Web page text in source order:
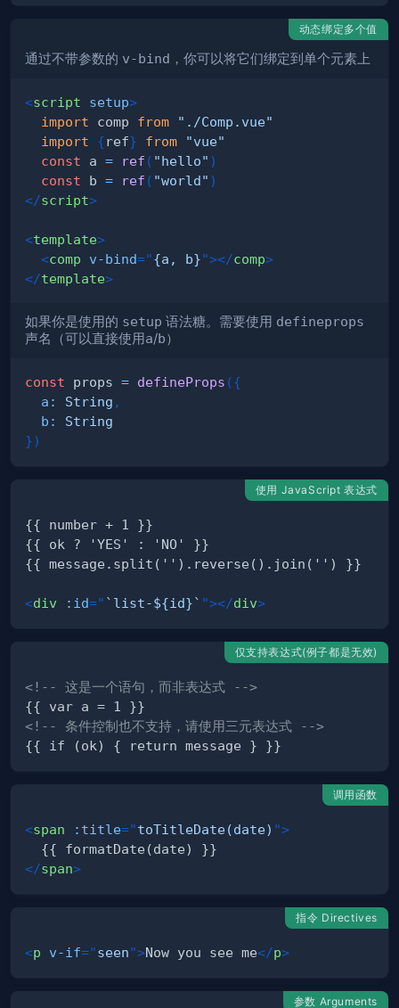
动态绑定多个值
通过不带参数的 v-bind ，你可以将它们绑定到单个元素上
<script setup>
import
comp from
"./Comp.vue"
import
{ref} from
"vue"
const a = ref ( "hello" )
const b = ref ( "world" )
</script>
<template>
<comp v-bind="{a, b}"></comp>
</template>
如果你是使用的 setup 语法糖。需要使用 defineprops
声名（可以直接使用a/b）
const props = defineProps ({
a : String ,
b :
String
})
使用 JavaScript 表达式
<div :id=" `list-${id}` "></div>
仅支持表达式(例子都是无效)
<!-- 这是一个语句，而非表达式 -->
<!-- 条件控制也不支持，请使用三元表达式 -->
调用函数
<span :title="toTitleDate(date) ">
</span>
指令 Directives
<p v-if="seen">Now you see me</p>
参数 Arguments